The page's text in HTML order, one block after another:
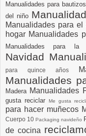
Manualidades para
del niño
Manualidades para
hogar Manualidades
Manualidades para
Navidad
para quince años
Manualidades
Madera Manualidades
gusta reciclar
Me gusta
para hacer muñecos
Cuerpo 10 Packaging navideño
de cocina